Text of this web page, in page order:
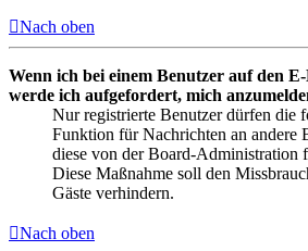
Nach oben
Wenn ich bei einem Benutzer auf den
werde ich aufgefordert, mich
Nur registrierte Benutzer dürfen die
Funktion für Nachrichten an andere
diese von der Board-Administration
Diese Maßnahme soll den
Gäste verhindern.
Nach oben